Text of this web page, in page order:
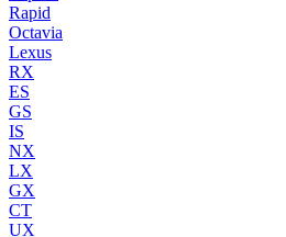
Rapid
Octavia
Lexus
RX
ES
GS
IS
NX
LX
GX
CT
UX